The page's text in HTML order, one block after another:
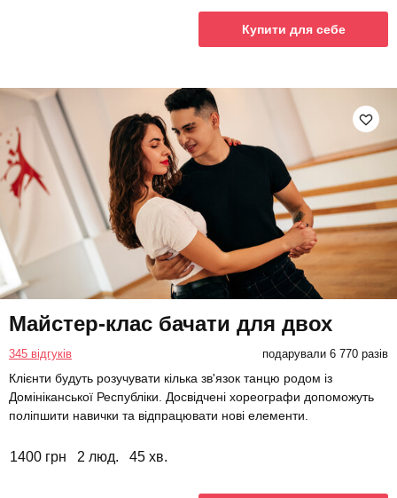
Купити для себе
Майстер-клас бачати для двох
345 відгуків подарували 6 770 разів
Клієнти будуть розучувати кілька зв'язок танцю родом із
Домініканської Республіки. Досвідчені хореографи допоможуть
поліпшити навички та відпрацювати нові елементи.
1400 грн 2 люд. 45 хв.